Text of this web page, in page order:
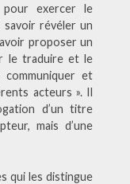
pour exercer le
révéler un
proposer un
le traduire et le
et
acteurs ». Il
d’un titre
mais d’une
qui les distingue